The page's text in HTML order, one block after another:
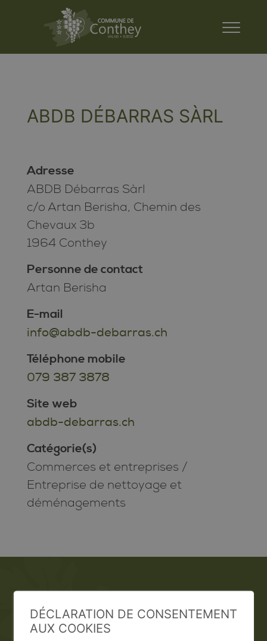
ABDB DÉBARRAS SÀRL
Adresse
ABDB Débarras Sàrl
c/o Artan Berisha, Chemin des
Chevaux 3b
1964 Conthey
Personne de contact
Artan Berisha
E-mail
info@abdb-debarras.ch
Téléphone mobile
079 387 3878
Site web
abdb-debarras.ch
Catégorie(s)
Commerces et entreprises /
Entreprise de nettoyage et
déménagements
Emploi
Contact
DÉCLARATION DE CONSENTEMENT
AUX COOKIES